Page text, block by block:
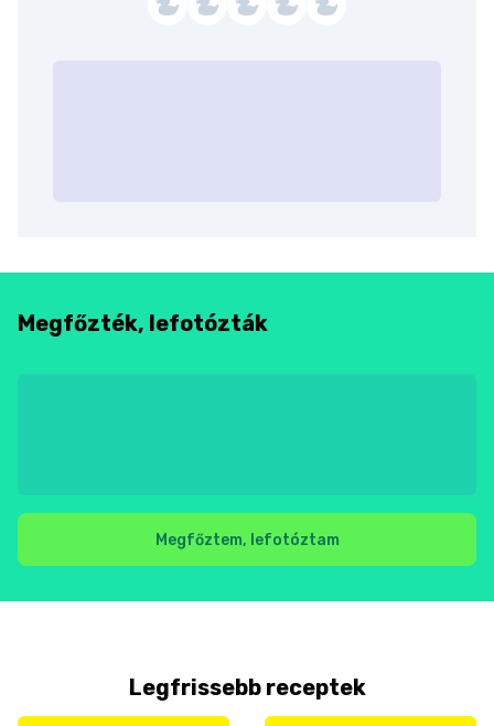
Megfőzték, lefotózták
Megfőztem, lefotóztam
Legfrissebb receptek